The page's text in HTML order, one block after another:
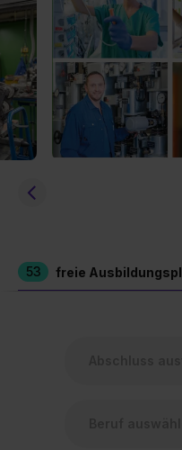
53 freie